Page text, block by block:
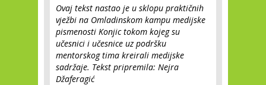
Ovaj tekst nastao je u sklopu praktičnih
vježbi na Omladinskom kampu medijske
pismenosti Konjic tokom kojeg su
učesnici i učesnice uz podršku
mentorskog tima kreirali medijske
sadržaje. Tekst pripremila: Nejra
Džaferagić